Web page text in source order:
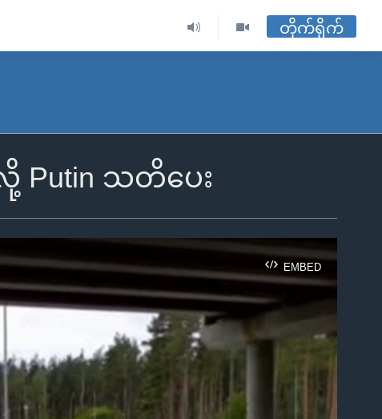
တိုက်ရိုက်
Putin သတိပေး
EMBED